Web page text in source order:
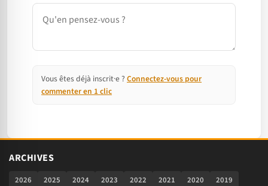
Commentaire
Vous êtes déjà inscrit·e ? Connectez-vous pour
commenter en 1 clic
ARCHIVES
2026 2025 2024 2023 2022 2021 2020
2019